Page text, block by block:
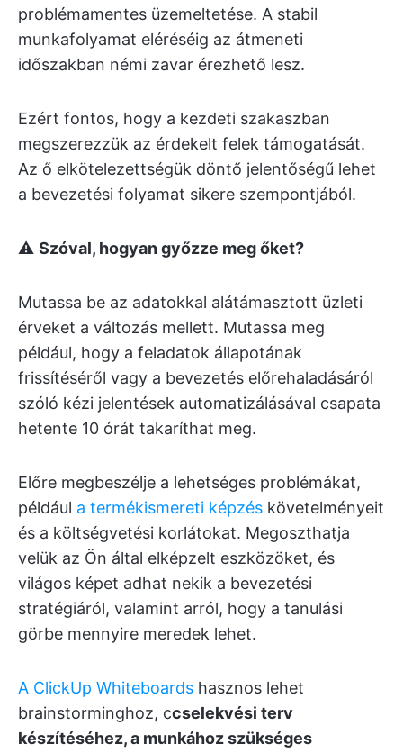
problémamentes üzemeltetése. A stabil
munkafolyamat eléréséig az átmeneti
időszakban némi zavar érezhető lesz.
Ezért fontos, hogy a kezdeti szakaszban
megszerezzük az érdekelt felek támogatását.
Az ő elkötelezettségük döntő jelentőségű lehet
a bevezetési folyamat sikere szempontjából.
⚠️ Szóval, hogyan győzze meg őket?
Mutassa be az adatokkal alátámasztott üzleti
érveket a változás mellett. Mutassa meg
például, hogy a feladatok állapotának
frissítéséről vagy a bevezetés előrehaladásáról
szóló kézi jelentések automatizálásával csapata
hetente 10 órát takaríthat meg.
Előre megbeszélje a lehetséges problémákat,
például a termékismereti képzés követelményeit
és a költségvetési korlátokat. Megoszthatja
velük az Ön által elképzelt eszközöket, és
világos képet adhat nekik a bevezetési
stratégiáról, valamint arról, hogy a tanulási
görbe mennyire meredek lehet.
A ClickUp Whiteboards hasznos lehet
brainstorminghoz, ccselekvési terv
készítéséhez, a munkához szükséges